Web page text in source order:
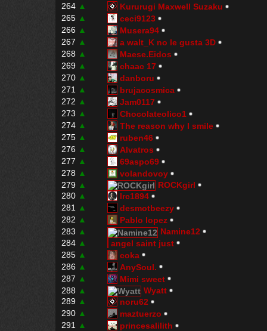
264 ▲
Kururugi Maxwell Suzaku
265 ▲
ceci9123
266 ▲
Musera94
267 ▲
a walt_K no le gusta 3D
268 ▲
Maese.Eidos
269 ▲
chaac 17
270 ▲
danboru
271
▲
brujacosmica
272 ▲
Jam0117
273 ▲
Chocolateolico1
274 ▲
The reason why I smile
275 ▲
ruben46
276 ▲
Alvatros
277 ▲
69aspo69
278 ▲
volandovoy
279 ▲
ROCKgirl
280 ▲
lrc1894
281 ▲
desmotbeezy
282 ▲
Pablo lopez
283 ▲
Namine12
284 ▲
angel saint just
285 ▲
coka
286 ▲
AnySoul.
287 ▲
Mimi sweet
288 ▲
Wyatt
289 ▲
noru62
290 ▲
maztuerzo
291
▲
princesalilith